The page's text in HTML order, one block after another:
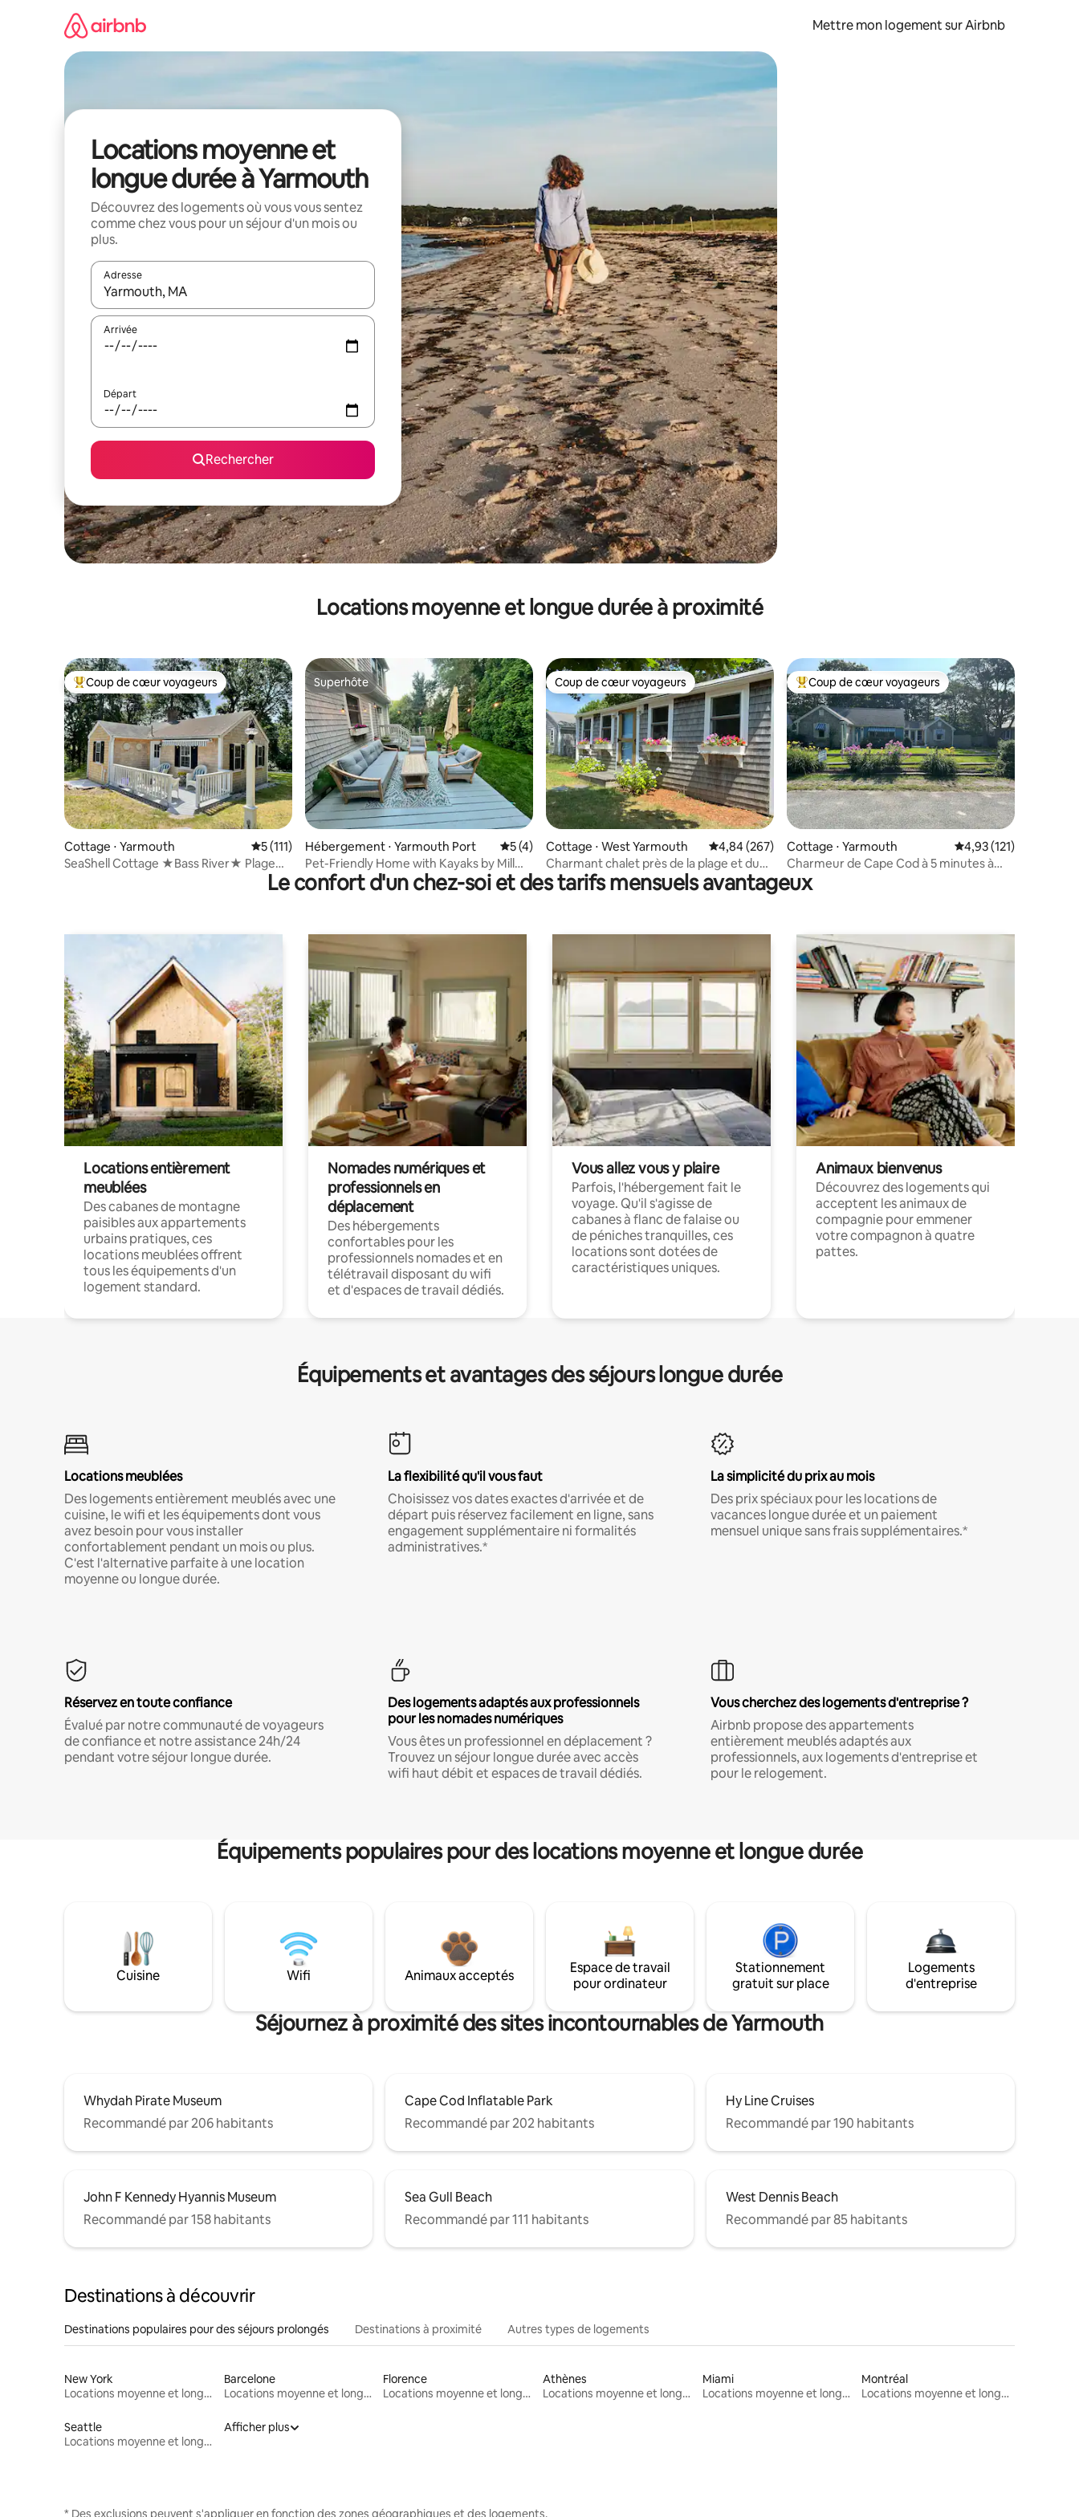
Mettre mon logement sur Airbnb
Locations moyenne et
longue durée à Yarmouth
Découvrez des logements où vous vous sentez
comme chez vous pour un séjour d'un mois ou
plus.
Adresse
Lorsque les résultats s'affichent, utilisez les flèches vers le haut et vers le bas pour les parcourir ou en appuyant et en faisant glisser.
Arrivée
Départ
Rechercher
Locations moyenne et longue durée à proximité
Coups de cœur voyageurs les plus appréciés
Coup de cœur voyageurs
Cottage ⋅ Yarmouth Évaluation moyenne sur la base de 111 commentaires : 5 sur 5
5 (111)
SeaShell Cottage ★Bass River★ Plage★
Superhôte
Superhôte
Hébergement ⋅ Yarmouth Port Évaluation moyenne sur la base de 4 commentaires : 5 sur 5
5 (4)
Pet-Friendly Home with Kayaks by Mill
Pond
Coup de cœur voyageurs
Coup de cœur voyageurs
Cottage ⋅ West Yarmouth Évaluation moyenne sur la base de 267 commentaires : 4,84 sur 5
4,84 (267)
Charmant chalet près de la plage et du
ferry.
Coups de cœur voyageurs les plus appréciés
Coup de cœur voyageurs
Cottage ⋅ Yarmouth Évaluation moyenne
4,93 (121)
Charmeur de Cape Cod à 5 minutes à
pied des plages de l'océan
Le confort d'un chez-soi et des tarifs mensuels avantageux
Locations entièrement
meublées
Des cabanes de montagne
paisibles aux appartements
urbains pratiques, ces
locations meublées offrent
tous les équipements d'un
logement standard.
Nomades numériques et
professionnels en
déplacement
Des hébergements
confortables pour les
professionnels nomades et en
télétravail disposant du wifi
et d'espaces de travail dédiés.
Vous allez vous y plaire
Parfois, l'hébergement fait le
voyage. Qu'il s'agisse de
cabanes à flanc de falaise ou
de péniches tranquilles, ces
locations sont dotées de
caractéristiques uniques.
Animaux bienvenus
Découvrez des logements qui
acceptent les animaux de
compagnie pour emmener
votre compagnon à quatre
pattes.
Équipements et avantages des séjours longue durée
Locations meublées
Des logements entièrement meublés avec une
cuisine, le wifi et les équipements dont vous
avez besoin pour vous installer
confortablement pendant un mois ou plus.
C'est l'alternative parfaite à une location
moyenne ou longue durée.
La flexibilité qu'il vous faut
Choisissez vos dates exactes d'arrivée et de
départ puis réservez facilement en ligne, sans
engagement supplémentaire ni formalités
administratives.*
La simplicité du prix au mois
Des prix spéciaux pour les locations de
vacances longue durée et un paiement
mensuel unique sans frais supplémentaires.*
Réservez en toute confiance
Évalué par notre communauté de voyageurs
de confiance et notre assistance 24h/24
pendant votre séjour longue durée.
Des logements adaptés aux professionnels
pour les nomades numériques
Vous êtes un professionnel en déplacement ?
Trouvez un séjour longue durée avec accès
wifi haut débit et espaces de travail dédiés.
Vous cherchez des logements d'entreprise ?
Airbnb propose des appartements
entièrement meublés adaptés aux
professionnels, aux logements d'entreprise et
pour le relogement.
Équipements populaires pour des locations moyenne et longue durée
Cuisine Wifi Animaux acceptés
Espace de travail
pour ordinateur
Stationnement
gratuit sur place
Logements
d'entreprise
Séjournez à proximité des sites incontournables de Yarmouth
Whydah Pirate Museum
Recommandé par 206 habitants
Cape Cod Inflatable Park
Recommandé par 202 habitants
Hy Line Cruises
Recommandé par 190 habitants
John F Kennedy Hyannis Museum
Recommandé par 158 habitants
Sea Gull Beach
Recommandé par 111 habitants
West Dennis Beach
Recommandé par 85 habitants
Destinations à découvrir
Destinations populaires pour des séjours prolongés Destinations à proximité Autres types de logements
New York
Locations moyenne et longue durée
Barcelone
Locations moyenne et longue durée
Florence
Locations moyenne et longue durée
Athènes
Locations moyenne et longue durée
Miami
Locations moyenne et longue durée
Montréal
Locations moyenne et longue durée
Seattle
Locations moyenne et longue durée
Afficher plus
* Des exclusions peuvent s'appliquer en fonction des zones géographiques et des logements.